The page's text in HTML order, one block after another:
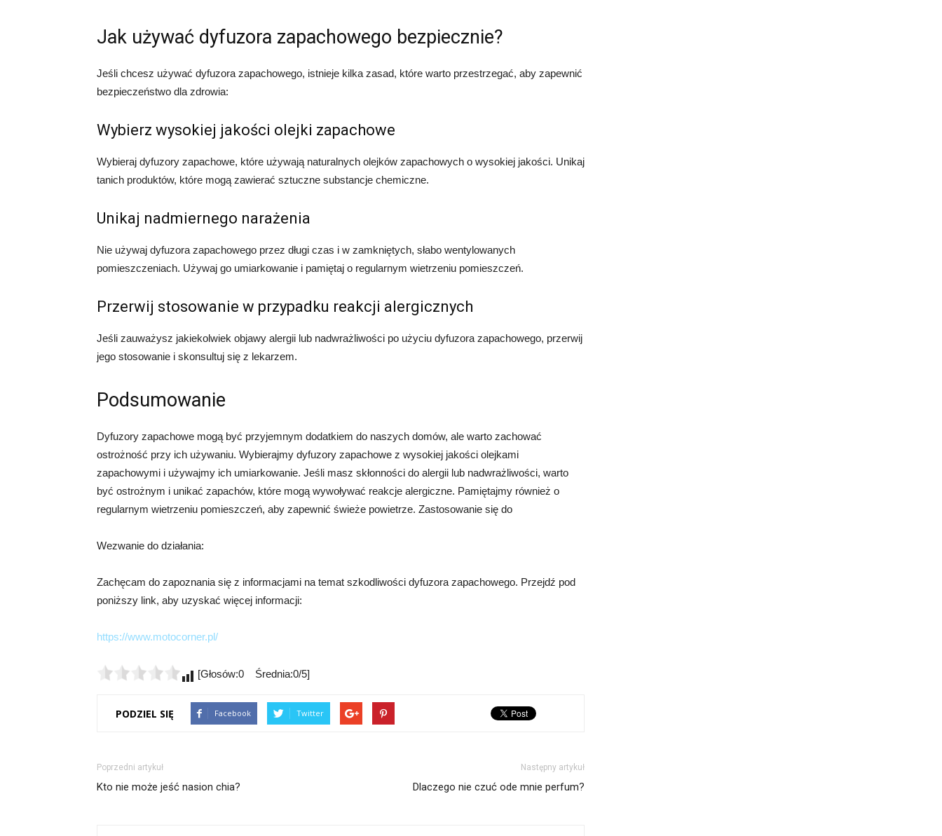
Jak używać dyfuzora zapachowego bezpiecznie?
Jeśli chcesz używać dyfuzora zapachowego, istnieje kilka zasad, które warto przestrzegać, aby zapewnić
bezpieczeństwo dla zdrowia:
Wybierz wysokiej jakości olejki zapachowe
Wybieraj dyfuzory zapachowe, które używają naturalnych olejków zapachowych o wysokiej jakości. Unikaj
tanich produktów, które mogą zawierać sztuczne substancje chemiczne.
Unikaj nadmiernego narażenia
Nie używaj dyfuzora zapachowego przez długi czas i w zamkniętych, słabo wentylowanych
pomieszczeniach. Używaj go umiarkowanie i pamiętaj o regularnym wietrzeniu pomieszczeń.
Przerwij stosowanie w przypadku reakcji alergicznych
Jeśli zauważysz jakiekolwiek objawy alergii lub nadwrażliwości po użyciu dyfuzora zapachowego, przerwij
jego stosowanie i skonsultuj się z lekarzem.
Podsumowanie
Dyfuzory zapachowe mogą być przyjemnym dodatkiem do naszych domów, ale warto zachować
ostrożność przy ich używaniu. Wybierajmy dyfuzory zapachowe z wysokiej jakości olejkami
zapachowymi i używajmy ich umiarkowanie. Jeśli masz skłonności do alergii lub nadwrażliwości, warto
być ostrożnym i unikać zapachów, które mogą wywoływać reakcje alergiczne. Pamiętajmy również o
regularnym wietrzeniu pomieszczeń, aby zapewnić świeże powietrze. Zastosowanie się do
Wezwanie do działania:
Zachęcam do zapoznania się z informacjami na temat szkodliwości dyfuzora zapachowego. Przejdź pod
poniższy link, aby uzyskać więcej informacji:
https://www.motocorner.pl/
[Głosów:0 Średnia:0/5]
PODZIEL SIĘ Facebook Twitter
Poprzedni artykuł
Kto nie może jeść nasion chia?
Następny artykuł
Dlaczego nie czuć ode mnie perfum?